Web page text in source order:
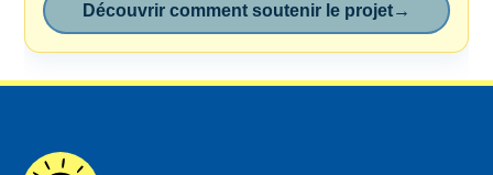
Découvrir comment soutenir le projet→